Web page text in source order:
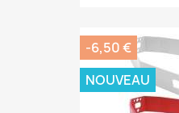
-6,50 €
NOUVEAU